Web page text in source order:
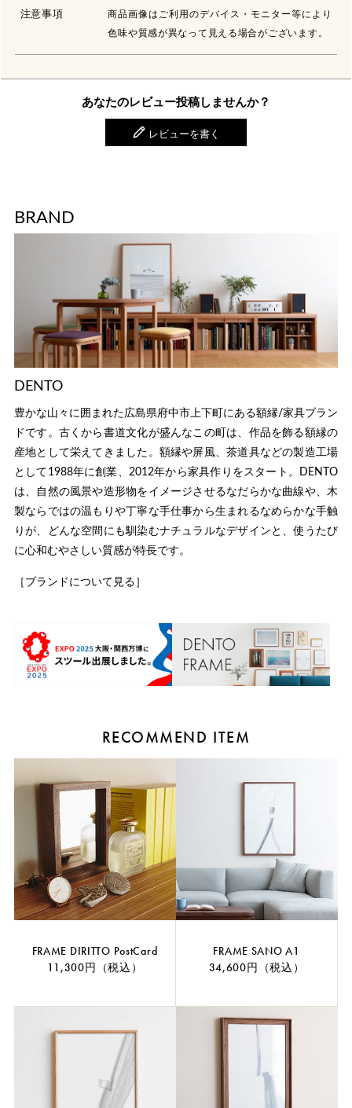
注意事項
商品画像はご利用のデバイス・モニター等により
色味や質感が異なって見える場合がございます。
あなたのレビュー投稿しませんか？
レビューを書く
BRAND
DENTO
豊かな山々に囲まれた広島県府中市上下町にある額縁/家具ブラン
ドです。古くから書道文化が盛んなこの町は、作品を飾る額縁の
産地として栄えてきました。額縁や屏風、茶道具などの製造工場
として1988年に創業、2012年から家具作りをスタート。DENTO
は、自然の風景や造形物をイメージさせるなだらかな曲線や、木
製ならではの温もりや丁寧な手仕事から生まれるなめらかな手触
りが、どんな空間にも馴染むナチュラルなデザインと、使うたび
に心和むやさしい質感が特長です。
［ブランドについて見る］
RECOMMEND ITEM
FRAME DIRITTO PostCard
11,300円（税込）
FRAME SANO A1
34,600円（税込）